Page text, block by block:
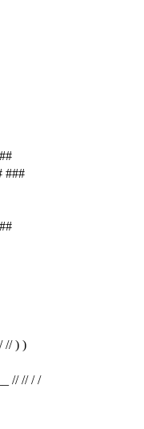
###
// ) )
// // / /